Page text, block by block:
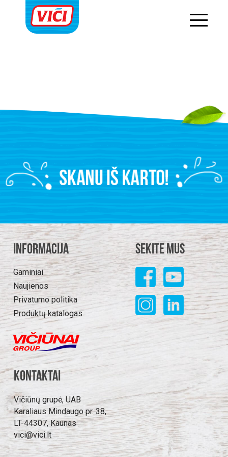
Informacija
Gaminiai
Naujienos
Privatumo politika
Produktų katalogas
Sekite mus
Kontaktai
Vičiūnų grupė, UAB
Karaliaus Mindaugo pr. 38,
LT-44307, Kaunas
vici@vici.lt